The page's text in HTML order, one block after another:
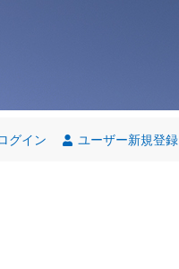
グイン ユーザー新規登録